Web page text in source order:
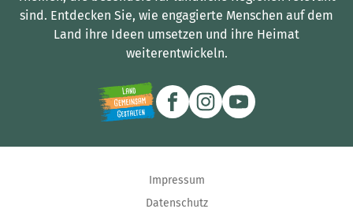
sind. Entdecken Sie, wie engagierte Menschen auf dem
Land ihre Ideen umsetzen und ihre Heimat
weiterentwickeln.
Impressum
Datenschutz